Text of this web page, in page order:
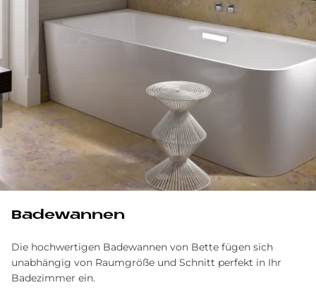
Ba­de­wan­nen
Die hochwertigen Badewannen von Bette fügen sich
unabhängig von Raumgröße und Schnitt perfekt in Ihr
Badezimmer ein.